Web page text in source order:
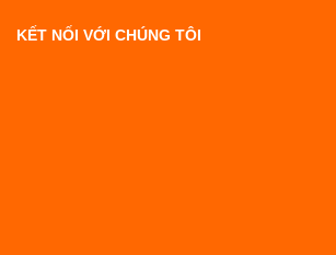
KẾT NỐI VỚI CHÚNG TÔI